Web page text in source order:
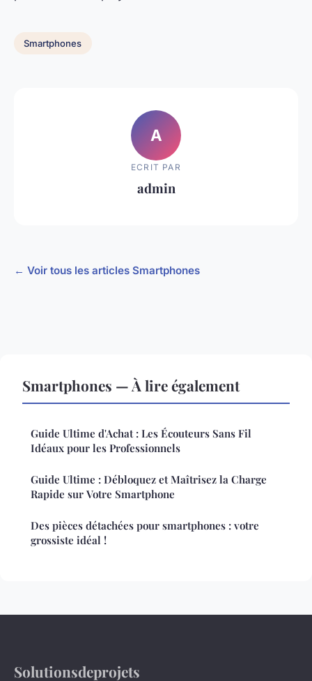
Smartphones
A
ECRIT PAR
admin
← Voir tous les articles Smartphones
Smartphones — À lire également
Guide Ultime d'Achat : Les Écouteurs Sans Fil
Idéaux pour les Professionnels
Guide Ultime : Débloquez et Maîtrisez la Charge
Rapide sur Votre Smartphone
Des pièces détachées pour smartphones : votre
grossiste idéal !
Solutionsdeprojets